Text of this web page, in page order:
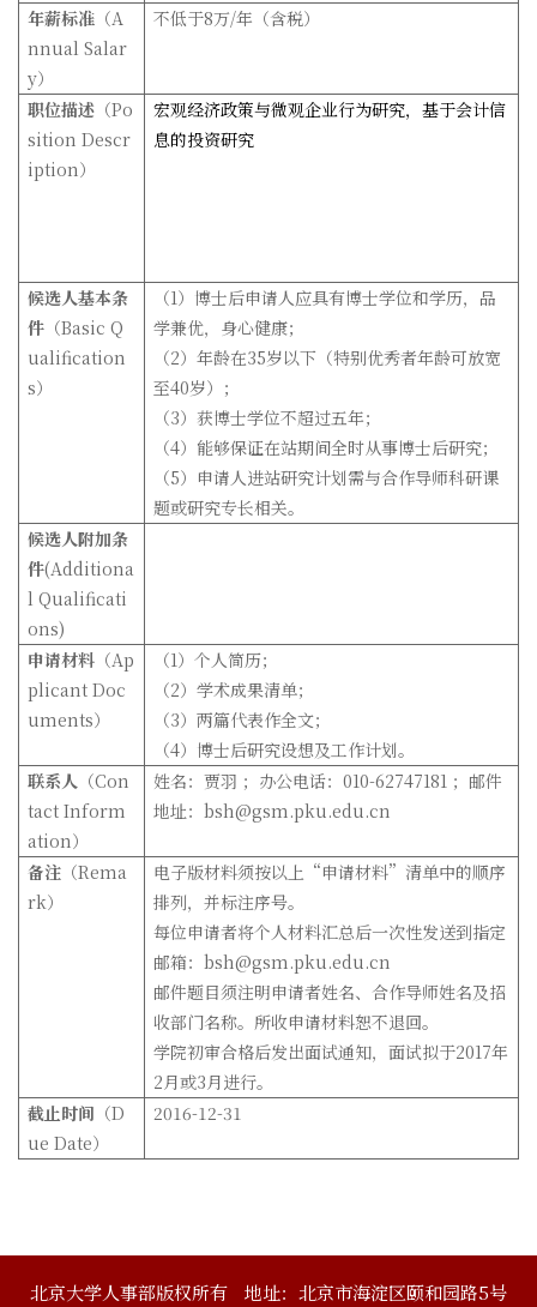
年薪标准 （A
nnual Salar
y）
不低于8万/年（含税）
职位描述 （Po
sition Descr
iption）
宏观经济政策与微观企业行为研究，基于会计信
息的投资研究
候选人基本条
件 （Basic Q
ualification
s）
（1）博士后申请人应具有博士学位和学历，品
学兼优，身心健康；
（2）年龄在35岁以下（特别优秀者年龄可放宽
至40岁）；
（3）获博士学位不超过五年；
（4）能够保证在站期间全时从事博士后研究；
（5）申请人进站研究计划需与合作导师科研课
题或研究专长相关。
候选人附加条
件(Additiona
l Qualificati
ons)
申请材料 （Ap
plicant Doc
uments）
（1）个人简历；
（2）学术成果清单；
（3）两篇代表作全文；
（4）博士后研究设想及工作计划。
联系人 （Con
tact Inform
ation）
姓名：贾羽 ；办公电话：010-62747181 ；邮件
地址：bsh@gsm.pku.edu.cn
备注 （Rema
rk）
电子版材料须按以上“申请材料”清单中的顺序
排列，并标注序号。
每位申请者将个人材料汇总后一次性发送到指定
邮箱：bsh@gsm.pku.edu.cn
邮件题目须注明申请者姓名、合作导师姓名及招
收部门名称。所收申请材料恕不退回。
学院初审合格后发出面试通知，面试拟于2017年
2月或3月进行。
截止时间 （D
ue Date）
2016-12-31
北京大学人事部版权所有
地址：北京市海淀区颐和园路5号